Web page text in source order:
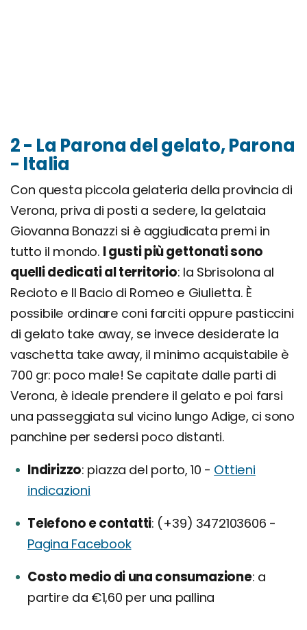
2 - La Parona del gelato, Parona
- Italia
Con questa piccola gelateria della provincia di
Verona, priva di posti a sedere, la gelataia
Giovanna Bonazzi si è aggiudicata premi in
tutto il mondo. I gusti più gettonati sono
quelli dedicati al territorio: la Sbrisolona al
Recioto e Il Bacio di Romeo e Giulietta. È
possibile ordinare coni farciti oppure pasticcini
di gelato take away, se invece desiderate la
vaschetta take away, il minimo acquistabile è
700 gr: poco male! Se capitate dalle parti di
Verona, è ideale prendere il gelato e poi farsi
una passeggiata sul vicino lungo Adige, ci sono
panchine per sedersi poco distanti.
Indirizzo piazza del porto, 10 - Ottieni
indicazioni
Telefono e contatti (+39) 3472103606 -
Pagina Facebook
Costo medio di una consumazione a
partire da €1,60 per una pallina